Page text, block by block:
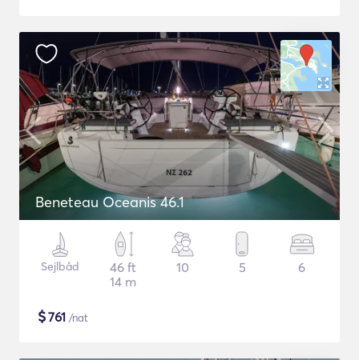
Beneteau Oceanis 46.1
Sejlbåd
46 ft
14 m
10 5 6
$761 /nat